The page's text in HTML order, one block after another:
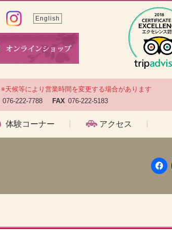
English
※天候等により営業時間を変更する場合があります
076-222-7788 FAX 076-222-5183
体験コーナー アクセス